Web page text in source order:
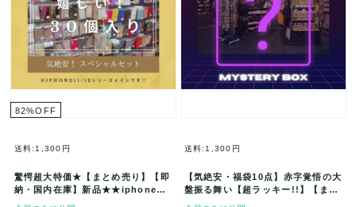
82%OFF
送料:1,300円
驚愕超大特価★【まとめ売り】【即
納・国内在庫】新品★★iphoneケ
送料:1,300円
【気絶安・福袋10点】赤字覚悟の大
盤振る舞い【超ラッキー!!】【まと